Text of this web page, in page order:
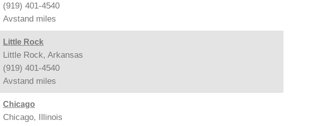
(919) 401-4540
Avstand miles
Little Rock
Little Rock, Arkansas
(919) 401-4540
Avstand miles
Chicago
Chicago, Illinois